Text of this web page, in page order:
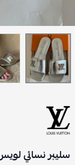
سليبر نسائي